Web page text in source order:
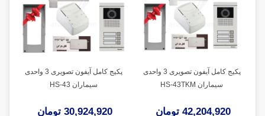
پکیج کامل آیفون تصویری 3 واحدی
سیماران HS-43TKM
42,204,920 تومان
پکیج کامل آیفون تصویری 3 واحدی
سیماران HS-43
30,924,920 تومان